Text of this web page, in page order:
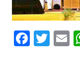
F T E